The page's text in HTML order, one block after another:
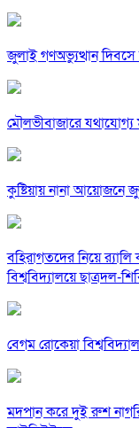
জুলাই গণঅভ্যুত্থান দিবসে
মৌলভীবাজারে যথাযোগ্য
কুষ্টিয়ায় নানা আয়োজনে
বহিরাগতদের নিয়ে
বিশ্ববিদ্যালয়ে ছাত্রদল-
বেগম রোকেয়া
মদপান করে দুই রুশ